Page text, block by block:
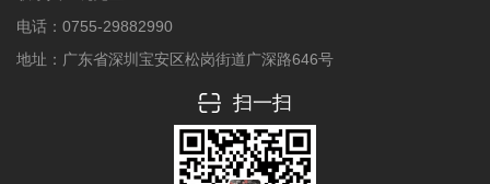
电话：0755-29882990
地址：广东省深圳宝安区松岗街道广深路646号
扫一扫